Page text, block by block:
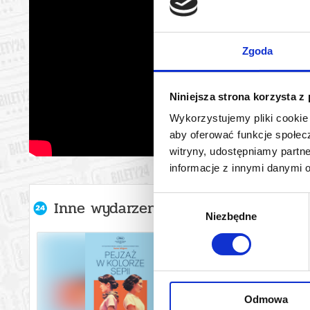
Zgoda
Niniejsza strona korzysta z
Wykorzystujemy pliki
aby oferować funkcje
witryny, udostępniamy
informacje z innymi danymi
Niezbędne
Odmowa
Inne wydarzenia organizatora